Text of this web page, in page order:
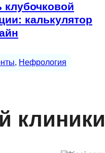
клубочковой
калькулятор
, Нефрология
клиники